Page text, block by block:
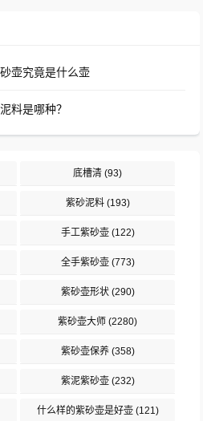
壶究竟是什么壶
料是哪种？
底槽清 (93)
紫砂泥料(193)
手工紫砂壶(122)
全手紫砂壶(773)
紫砂壶形状(290)
紫砂壶大师 (2280)
紫砂壶保养(358)
紫泥紫砂壶(232)
什么样的紫砂壶是好壶(121)